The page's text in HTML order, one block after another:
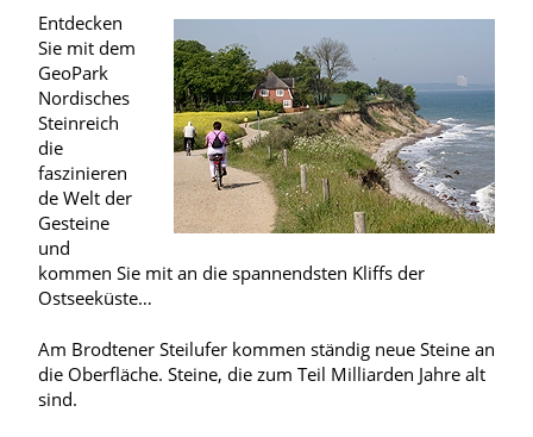
Entdecken
Sie mit dem
GeoPark
Nordisches
Steinreich
die
faszinieren
de Welt der
Gesteine
und
kommen Sie mit an die spannendsten Kliffs der
Ostseeküste…
Am Brodtener Steilufer kommen ständig neue Steine an
die Oberfläche. Steine, die zum Teil Milliarden Jahre alt
sind.